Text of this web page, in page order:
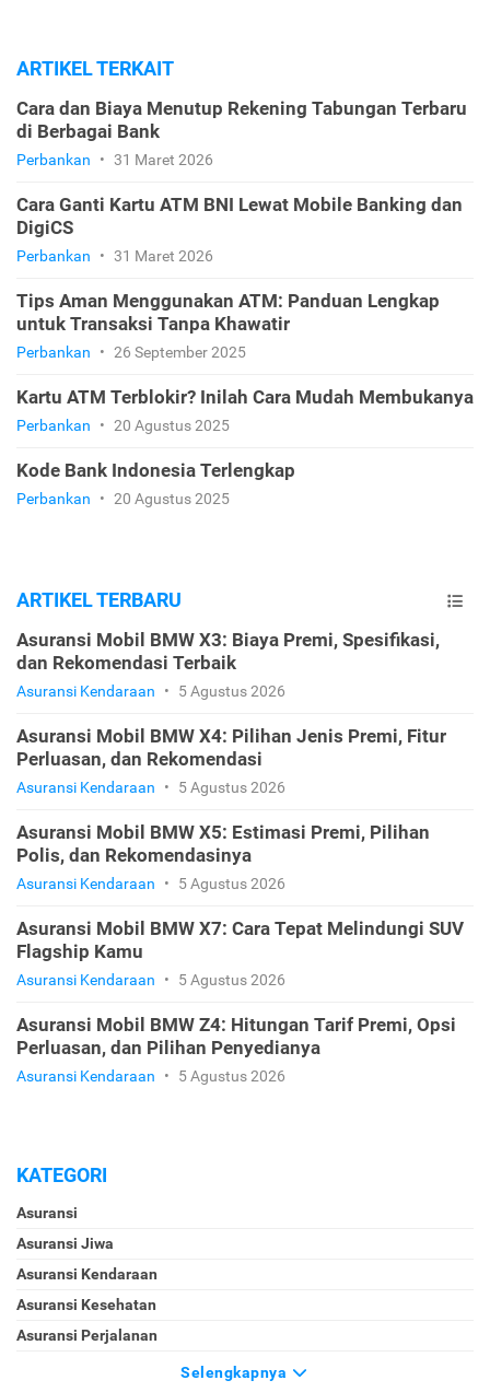
ARTIKEL TERKAIT
Cara dan Biaya Menutup Rekening Tabungan Terbaru
di Berbagai Bank
Perbankan • 31 Maret 2026
Cara Ganti Kartu ATM BNI Lewat Mobile Banking dan
DigiCS
Perbankan • 31 Maret 2026
Tips Aman Menggunakan ATM: Panduan Lengkap
untuk Transaksi Tanpa Khawatir
Perbankan • 26 September 2025
Kartu ATM Terblokir? Inilah Cara Mudah Membukanya
Perbankan • 20 Agustus 2025
Kode Bank Indonesia Terlengkap
Perbankan • 20 Agustus 2025
ARTIKEL TERBARU
Asuransi Mobil BMW X3: Biaya Premi, Spesifikasi,
dan Rekomendasi Terbaik
Asuransi Kendaraan • 5 Agustus 2026
Asuransi Mobil BMW X4: Pilihan Jenis Premi, Fitur
Perluasan, dan Rekomendasi
Asuransi Kendaraan • 5 Agustus 2026
Asuransi Mobil BMW X5: Estimasi Premi, Pilihan
Polis, dan Rekomendasinya
Asuransi Kendaraan • 5 Agustus 2026
Asuransi Mobil BMW X7: Cara Tepat Melindungi SUV
Flagship Kamu
Asuransi Kendaraan • 5 Agustus 2026
Asuransi Mobil BMW Z4: Hitungan Tarif Premi, Opsi
Perluasan, dan Pilihan Penyedianya
Asuransi Kendaraan • 5 Agustus 2026
KATEGORI
Asuransi
Asuransi Jiwa
Asuransi Kendaraan
Asuransi Kesehatan
Asuransi Perjalanan
Selengkapnya